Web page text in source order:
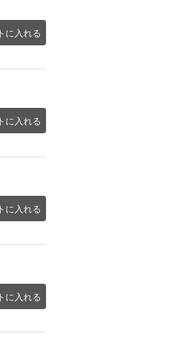
に入れる
に入れる
に入れる
に入れる